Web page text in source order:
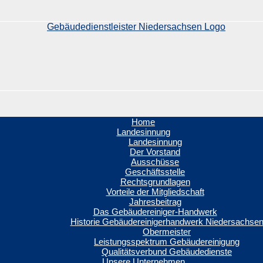
Home
Landesinnung
Landesinnung
Der Vorstand
Ausschüsse
Geschäftsstelle
Rechtsgrundlagen
Vorteile der Mitgliedschaft
Jahresbeitrag
Das Gebäudereiniger-Handwerk
Historie Gebäudereinigerhandwerk Niedersachsen
Obermeister
Leistungsspektrum Gebäudereinigung
Qualitätsverbund Gebäudedienste